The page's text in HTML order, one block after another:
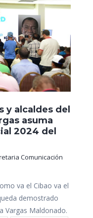
y alcaldes del
asuma
2024 del
Comunicación
va el Cibao va el
demostrado
Vargas Maldonado.